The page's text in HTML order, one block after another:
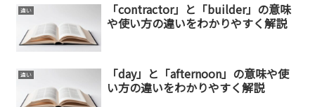
違い
「contractor」と「builder」の意味
や使い方の違いをわかりやすく解説
違い
「day」と「afternoon」の意味や使
い方の違いをわかりやすく解説